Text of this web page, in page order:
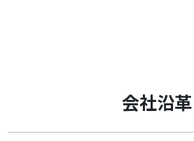
会社沿革